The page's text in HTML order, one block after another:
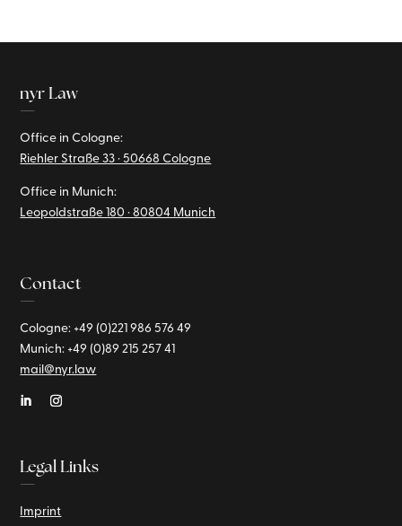
nyr Law
—
Office in Cologne:
Riehler Straße 33 · 50668 Cologne
Office in Munich:
Leopoldstraße 180 · 80804 Munich
Contact
—
Cologne: +49 (0)221986 576 49
Munich: +49 (0)89 215 257 41
mail@nyr.law
Legal Links
—
Imprint